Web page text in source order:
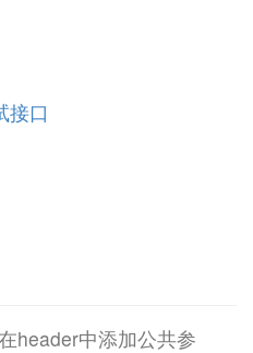
接口
header中添加公共参